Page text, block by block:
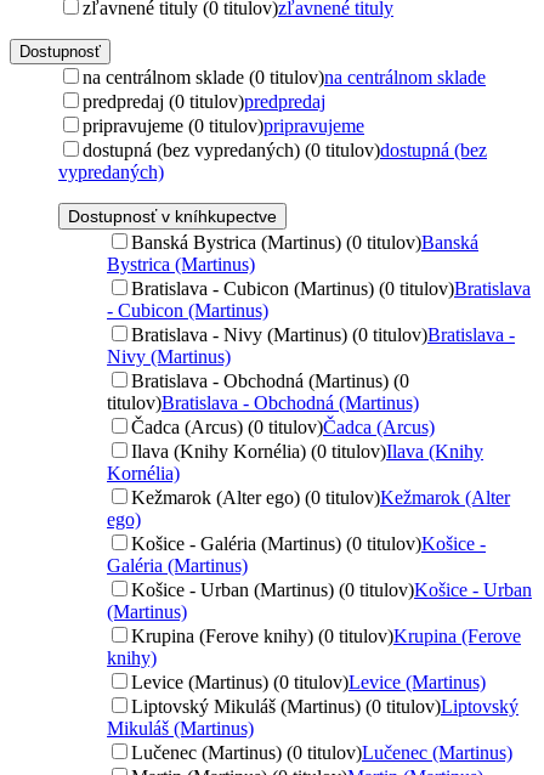
zľavnené tituly (0 titulov)zľavnené tituly
Dostupnosť
na centrálnom sklade (0 titulov)na centrálnom sklade
predpredaj (0 titulov)predpredaj
pripravujeme (0 titulov)pripravujeme
dostupná (bez vypredaných) (0 titulov)dostupná (bez
vypredaných)
Dostupnosť v kníhkupectve
Banská Bystrica (Martinus) (0 titulov)Banská
Bystrica (Martinus)
Bratislava - Cubicon (Martinus) (0 titulov)Bratislava
- Cubicon (Martinus)
Bratislava - Nivy (Martinus) (0 titulov)Bratislava -
Nivy (Martinus)
Bratislava - Obchodná (Martinus) (0
titulov)Bratislava - Obchodná (Martinus)
Čadca (Arcus) (0 titulov)Čadca (Arcus)
Ilava (Knihy Kornélia) (0 titulov)Ilava (Knihy
Kornélia)
Kežmarok (Alter ego) (0 titulov)Kežmarok (Alter
ego)
Košice - Galéria (Martinus) (0 titulov)Košice -
Galéria (Martinus)
Košice - Urban (Martinus) (0 titulov)Košice - Urban
(Martinus)
Krupina (Ferove knihy) (0 titulov)Krupina (Ferove
knihy)
Levice (Martinus) (0 titulov)Levice (Martinus)
Liptovský Mikuláš (Martinus) (0 titulov)Liptovský
Mikuláš (Martinus)
Lučenec (Martinus) (0 titulov)Lučenec (Martinus)